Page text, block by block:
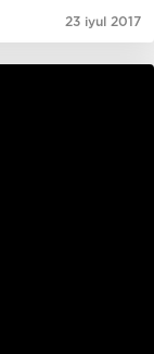
23 iyul 2017